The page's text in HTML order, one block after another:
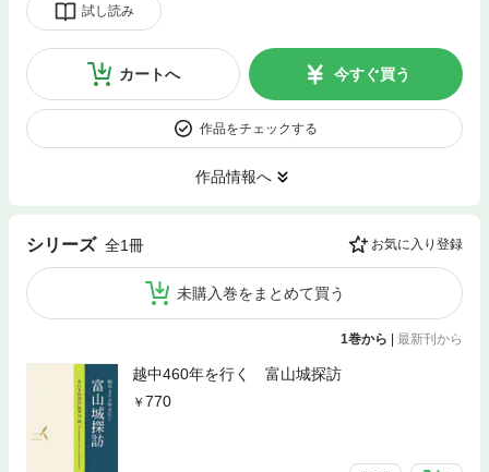
試し読み
カートへ 今すぐ買う
作品をチェックする
作品情報へ
シリーズ 全1冊 お気に入り登録
未購入巻をまとめて買う
1巻から 最新刊から
越中460年を行く 富山城探訪
770